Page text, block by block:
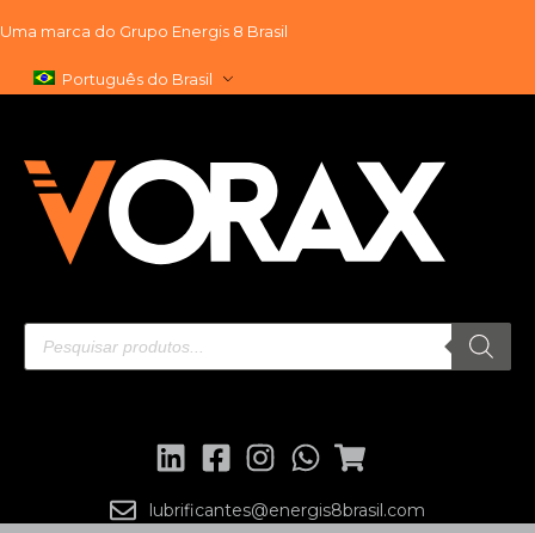
para
Uma marca do Grupo Energis 8 Brasil
Português do Brasil
lubrificantes@energis8brasil.com